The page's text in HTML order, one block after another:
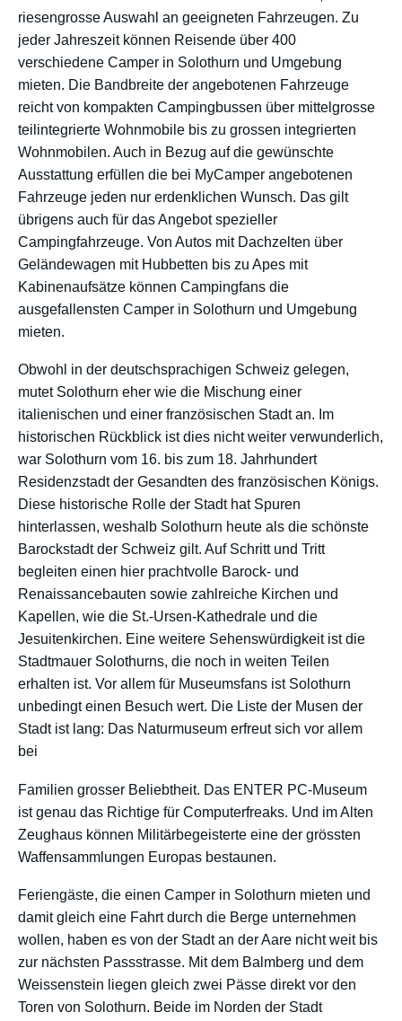
riesengrosse Auswahl an geeigneten Fahrzeugen. Zu
jeder Jahreszeit können Reisende über 400
verschiedene Camper in Solothurn und Umgebung
mieten. Die Bandbreite der angebotenen Fahrzeuge
reicht von kompakten Campingbussen über mittelgrosse
teilintegrierte Wohnmobile bis zu grossen integrierten
Wohnmobilen. Auch in Bezug auf die gewünschte
Ausstattung erfüllen die bei MyCamper angebotenen
Fahrzeuge jeden nur erdenklichen Wunsch. Das gilt
übrigens auch für das Angebot spezieller
Campingfahrzeuge. Von Autos mit Dachzelten über
Geländewagen mit Hubbetten bis zu Apes mit
Kabinenaufsätze können Campingfans die
ausgefallensten Camper in Solothurn und Umgebung
mieten.
Obwohl in der deutschsprachigen Schweiz gelegen,
mutet Solothurn eher wie die Mischung einer
italienischen und einer französischen Stadt an. Im
historischen Rückblick ist dies nicht weiter verwunderlich,
war Solothurn vom 16. bis zum 18. Jahrhundert
Residenzstadt der Gesandten des französischen Königs.
Diese historische Rolle der Stadt hat Spuren
hinterlassen, weshalb Solothurn heute als die schönste
Barockstadt der Schweiz gilt. Auf Schritt und Tritt
begleiten einen hier prachtvolle Barock- und
Renaissancebauten sowie zahlreiche Kirchen und
Kapellen, wie die St.-Ursen-Kathedrale und die
Jesuitenkirchen. Eine weitere Sehenswürdigkeit ist die
Stadtmauer Solothurns, die noch in weiten Teilen
erhalten ist. Vor allem für Museumsfans ist Solothurn
unbedingt einen Besuch wert. Die Liste der Musen der
Stadt ist lang: Das Naturmuseum erfreut sich vor allem
bei
Familien grosser Beliebtheit. Das ENTER PC-Museum
ist genau das Richtige für Computerfreaks. Und im Alten
Zeughaus können Militärbegeisterte eine der grössten
Waffensammlungen Europas bestaunen.
Feriengäste, die einen Camper in Solothurn mieten und
damit gleich eine Fahrt durch die Berge unternehmen
wollen, haben es von der Stadt an der Aare nicht weit bis
zur nächsten Passstrasse. Mit dem Balmberg und dem
Weissenstein liegen gleich zwei Pässe direkt vor den
Toren von Solothurn. Beide im Norden der Stadt